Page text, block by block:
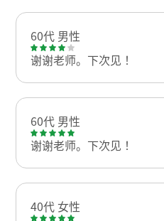
60代 男性
谢谢老师。下次见！
60代 男性
谢谢老师。下次见！
40代 女性